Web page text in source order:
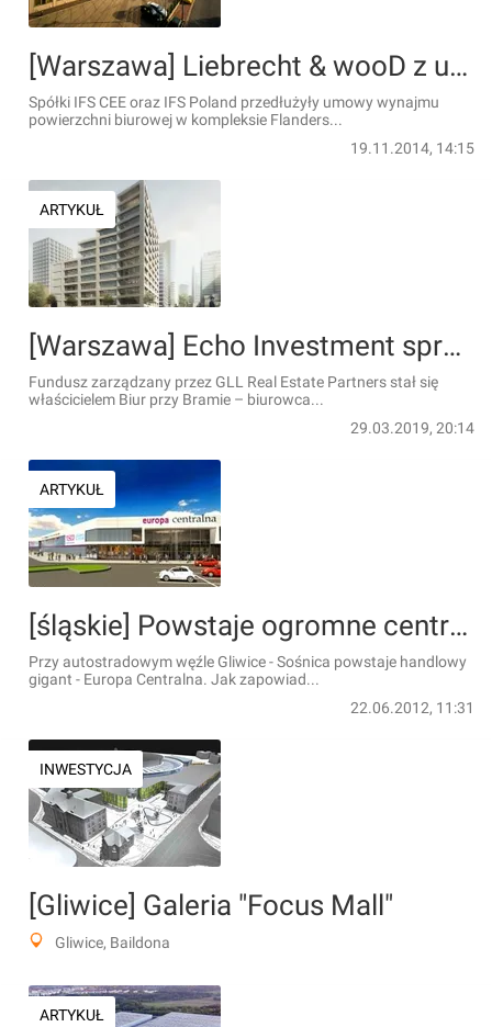
[Warszawa] Liebrecht & wooD z umowami na 1 500 mkw. we Flanders Business Park
Spółki IFS CEE oraz IFS Poland przedłużyły umowy wynajmu
powierzchni biurowej w kompleksie Flanders...
19.11.2014, 14:15
ARTYKUŁ
[Warszawa] Echo Investment sprzedało pierwszy biurowiec w kompleksie Browary Warszawskie
Fundusz zarządzany przez GLL Real Estate Partners stał się
właścicielem Biur przy Bramie – biurowca...
29.03.2019, 20:14
ARTYKUŁ
[śląskie] Powstaje ogromne centrum handlowe przy autostradzie w Gliwicach
Przy autostradowym węźle Gliwice - Sośnica powstaje handlowy
gigant - Europa Centralna. Jak zapowiad...
22.06.2012, 11:31
INWESTYCJA
[Gliwice] Galeria "Focus Mall"
Gliwice, Baildona
ARTYKUŁ